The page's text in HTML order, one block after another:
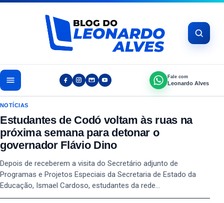
Pular para o conteúdo
Fale com
Leonardo Alves
NOTÍCIAS
Estudantes de Codó voltam às ruas na
próxima semana para detonar o
governador Flávio Dino
Depois de receberem a visita do Secretário adjunto de
Programas e Projetos Especiais da Secretaria de Estado da
Educação, Ismael Cardoso, estudantes da rede…